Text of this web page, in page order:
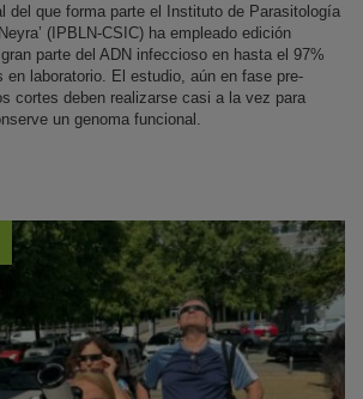
del que forma parte el Instituto de Parasitología
(IPBLN-CSIC) ha empleado edición
parte del ADN infeccioso en hasta el 97%
en laboratorio. El estudio, aún en fase pre-
cortes deben realizarse casi a la vez para
un genoma funcional.